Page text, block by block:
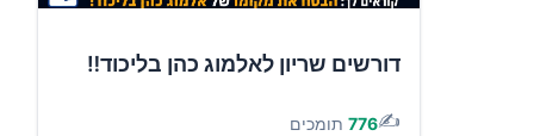
דורשים שריון לאלמוג כהן בליכוד‼️
✍️
776 תומכים